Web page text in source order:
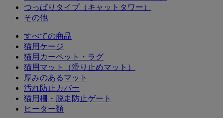
つっぱりタイプ（キャットタワー）
その他
すべての商品
猫用ケージ
猫用カーペット・ラグ
猫用マット（滑り止めマット）
厚みのあるマット
汚れ防止カバー
猫用柵・脱走防止ゲート
ヒーター類